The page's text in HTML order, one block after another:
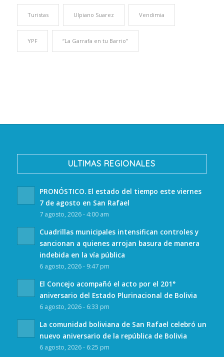
Turistas Ulpiano Suarez Vendimia
YPF “La Garrafa en tu Barrio”
ULTIMAS REGIONALES
PRONÓSTICO. El estado del tiempo este viernes
7 de agosto en San Rafael
7 agosto, 2026 - 4:00 am
Cuadrillas municipales intensifican controles y
sancionan a quienes arrojan basura de manera
indebida en la vía pública
6 agosto, 2026 - 9:47 pm
El Concejo acompañó el acto por el 201°
aniversario del Estado Plurinacional de Bolivia
6 agosto, 2026 - 6:33 pm
La comunidad boliviana de San Rafael celebró un
nuevo aniversario de la república de Bolivia
6 agosto, 2026 - 6:25 pm